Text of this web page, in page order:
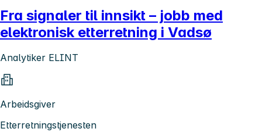
Fra signaler til innsikt – jobb med
elektronisk etterretning i Vadsø
Analytiker ELINT
Arbeidsgiver
Etterretningstjenesten